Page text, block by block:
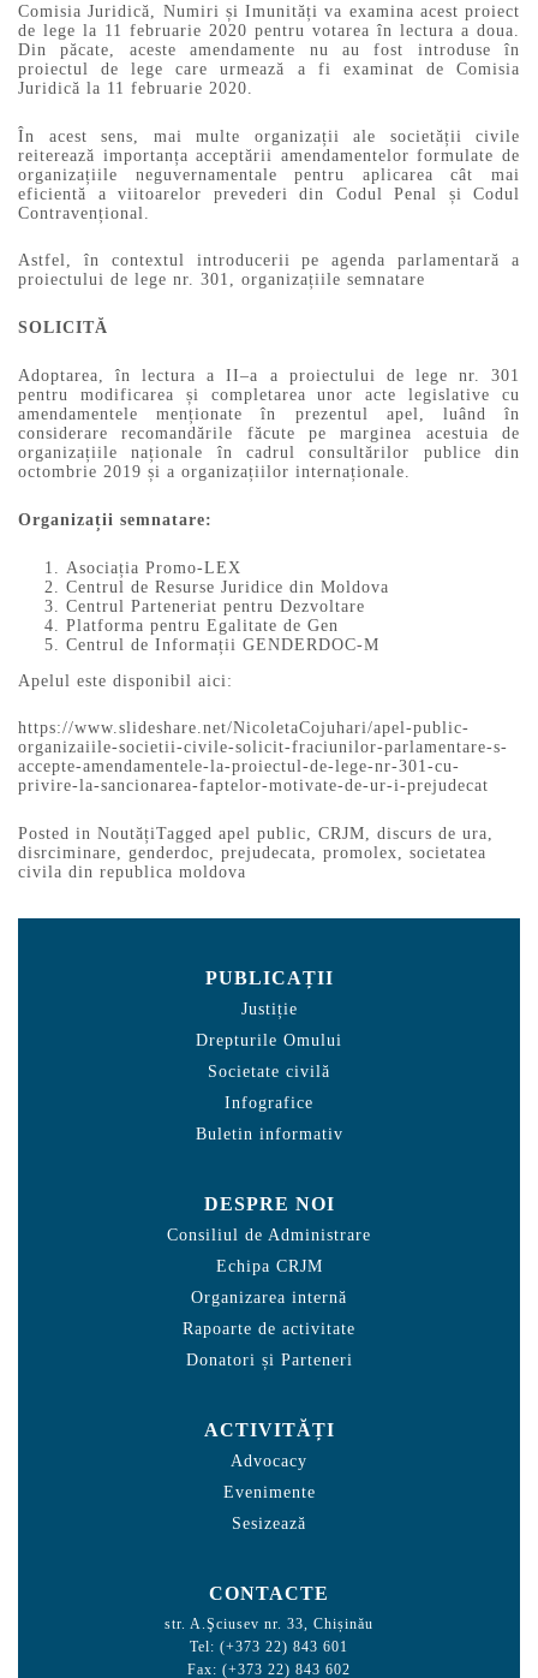
Comisia Juridică, Numiri și Imunități va examina acest proiect
de lege la 11 februarie 2020 pentru votarea în lectura a doua.
Din păcate, aceste amendamente nu au fost introduse în
proiectul de lege care urmează a fi examinat de Comisia
Juridică la 11 februarie 2020.
În acest sens, mai multe organizații ale societății civile
reiterează importanța acceptării amendamentelor formulate de
organizațiile neguvernamentale pentru aplicarea cât mai
eficientă a viitoarelor prevederi din Codul Penal și Codul
Contravențional.
Astfel, în contextul introducerii pe agenda parlamentară a
proiectului de lege nr. 301, organizațiile semnatare
SOLICITĂ
Adoptarea, în lectura a II–a a proiectului de lege nr. 301
pentru modificarea și completarea unor acte legislative cu
amendamentele menționate în prezentul apel, luând în
considerare recomandările făcute pe marginea acestuia de
organizațiile naționale în cadrul consultărilor publice din
octombrie 2019 și a organizațiilor internaționale.
Organizații semnatare:
Asociația Promo-LEX
Centrul de Resurse Juridice din Moldova
Centrul Parteneriat pentru Dezvoltare
Platforma pentru Egalitate de Gen
Centrul de Informații GENDERDOC-M
Apelul este disponibil aici:
https://www.slideshare.net/NicoletaCojuhari/apel-public-
organizaiile-societii-civile-solicit-fraciunilor-parlamentare-s-
accepte-amendamentele-la-proiectul-de-lege-nr-301-cu-
privire-la-sancionarea-faptelor-motivate-de-ur-i-prejudecat
Posted in NoutățiTagged apel public, CRJM, discurs de ura,
disrciminare, genderdoc, prejudecata, promolex, societatea
civila din republica moldova
PUBLICAȚII
Justiție
Drepturile Omului
Societate civilă
Infografice
Buletin informativ
DESPRE NOI
Consiliul de Administrare
Echipa CRJM
Organizarea internă
Rapoarte de activitate
Donatori și Parteneri
ACTIVITĂȚI
Advocacy
Evenimente
Sesizează
CONTACTE
str. A.Şciusev nr. 33, Chișinău
Tel: (+373 22) 843 601
Fax: (+373 22) 843 602